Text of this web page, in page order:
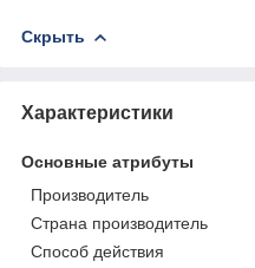
Скрыть
Характеристики
Основные атрибуты
Производитель
Страна производитель
Способ действия